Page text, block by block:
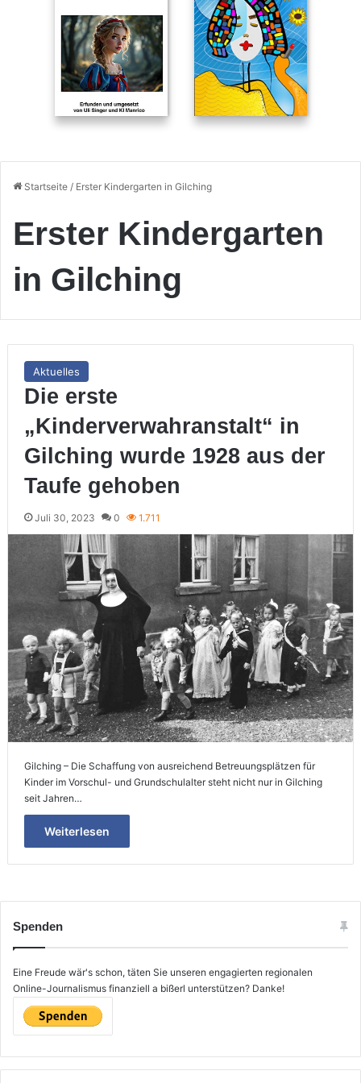
Startseite / Erster Kindergarten in Gilching
Erster Kindergarten
in Gilching
Aktuelles
Die erste
„Kinderverwahranstalt“ in
Gilching wurde 1928 aus der
Taufe gehoben
Juli 30, 2023 0 1.711
Gilching – Die Schaffung von ausreichend Betreuungsplätzen für
Kinder im Vorschul- und Grundschulalter steht nicht nur in Gilching
seit Jahren…
Weiterlesen
Spenden
Eine Freude wär's schon, täten Sie unseren engagierten regionalen
Online-Journalismus finanziell a bißerl unterstützen? Danke!